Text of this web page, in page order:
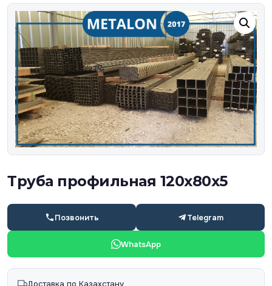
Труба профильная 120х80х5
Позвонить Telegram
WhatsApp
Доставка по Казахстану